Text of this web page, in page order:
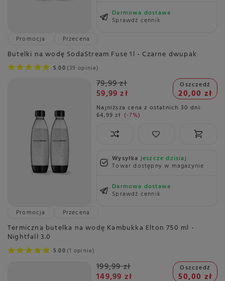
Darmowa dostawa
Sprawdź cennik
Promocja
Przecena
Butelki na wodę SodaStream Fuse 1l - Czarne dwupak
5.00 39 opinie
79,99 zł
59,99 zł
Oszczedź
20,00 zł
Najniższa cena z ostatnich 30 dni:
64,99 zł -7%
Wysyłkajeszcze dzisiaj
Towar dostępny w magazynie
Darmowa dostawa
Sprawdź cennik
Promocja
Przecena
Termiczna butelka na wodę Kambukka Elton 750 ml -
Nightfall 3.0
5.00 1 opinie
199,99 zł
149,99 zł
Oszczedź
50,00 zł